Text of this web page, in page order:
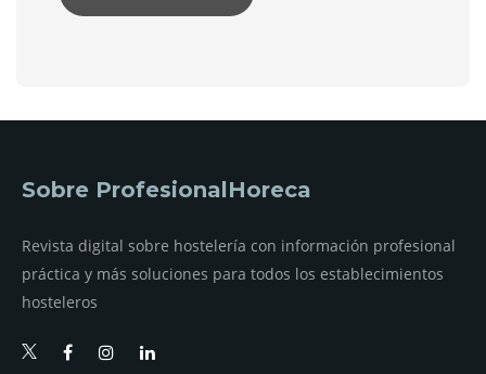
Sobre ProfesionalHoreca
Revista digital sobre hostelería con información profesional
práctica y más soluciones para todos los establecimientos
hosteleros